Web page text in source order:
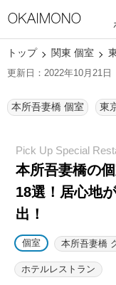
トップ 関東 個室
更新日：2022年10月21日
本所吾妻橋 個室 東
本所吾妻橋の
18選！ 居心地
出！
個室 本所吾妻橋
ホテルレストラン